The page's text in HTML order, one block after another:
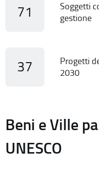
71
Soggetti
gestione
37
Progetti
2030
Beni e Ville
UNESCO